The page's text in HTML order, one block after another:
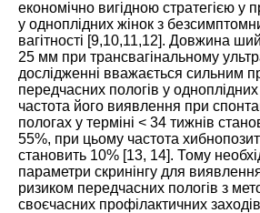
економічно вигідною стратегією у
у одноплідних жінок з
вагітності [9,10,11,12]. Довжина
25 мм при трансвагінальному
дослідженні вважається сильним
передчасних пологів у
частота його виявлення при
пологах у терміні < 34 тижнів
55%, при цьому частота
становить 10% [13, 14]. Тому
параметри скринінгу для
ризиком передчасних пологів з
своєчасних профілактичних